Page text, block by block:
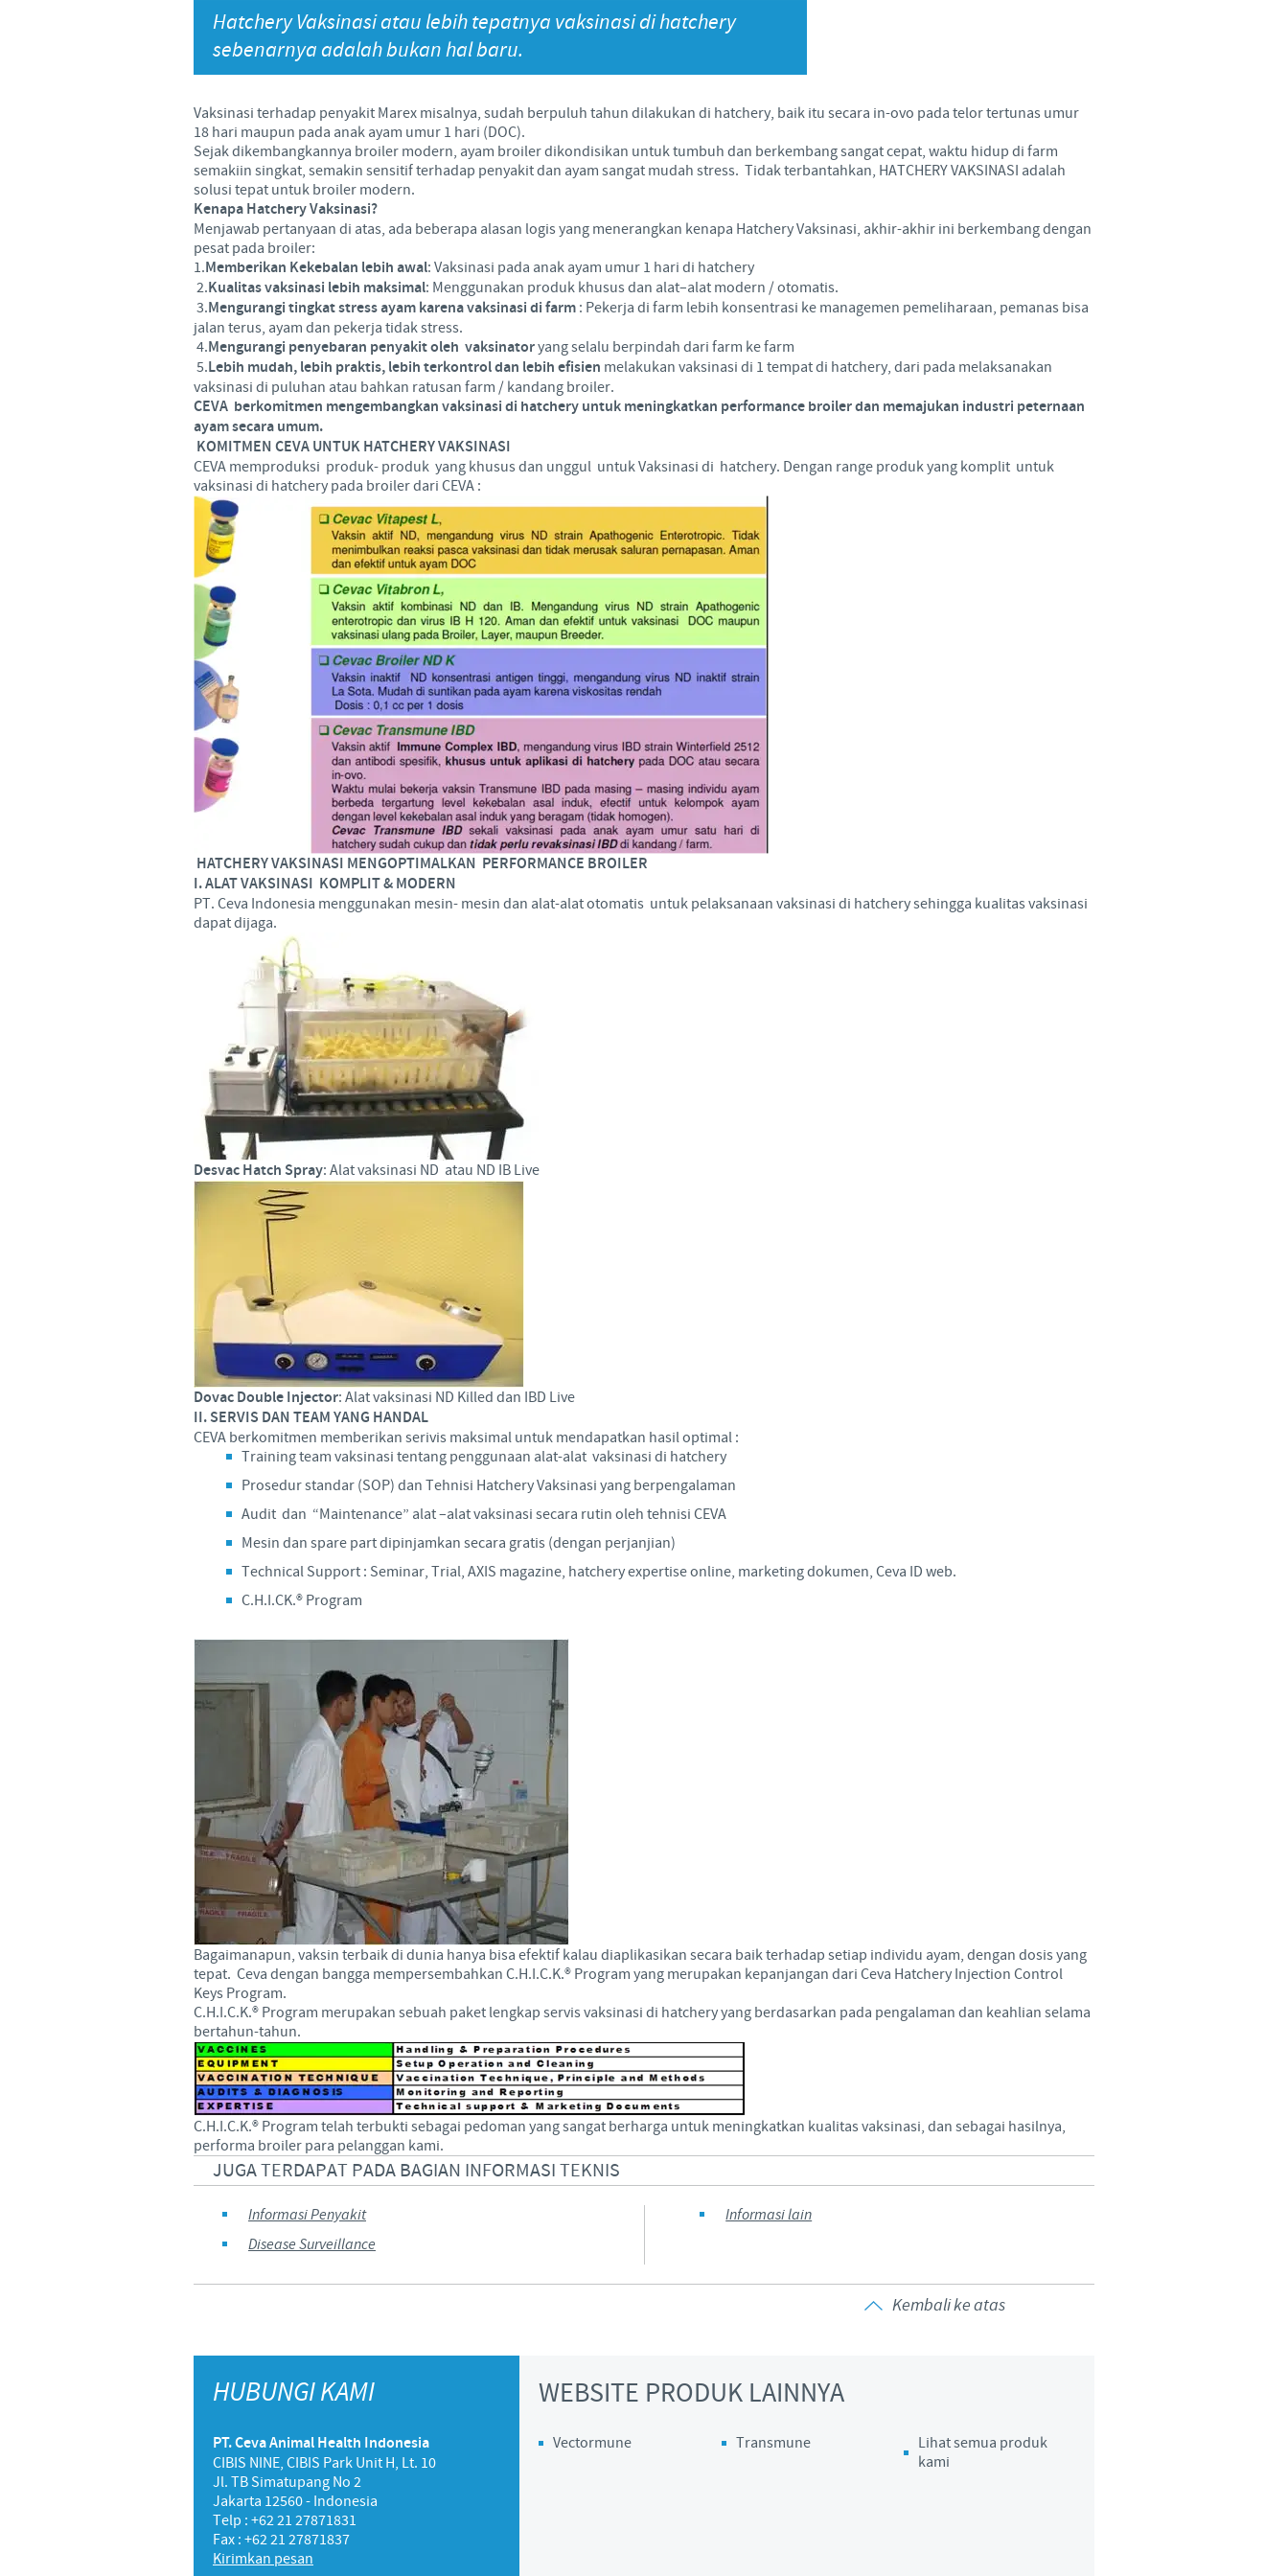
Bulgaria
Chile
Denmark
Egypt
Japan
Korea
Middle East
Netherlands
Peru
Philippines
Tunisia
Turkey
Ukraine
Regulatory constraints and medical practices vary from country to country. Consequently, the
information provided on the site in which you enter may not be suitable for use in your
Hubungi Kami
Hatchery Vaksinasi atau lebih tepatnya vaksinasi di hatchery
sebenarnya adalah bukan hal baru.
Vaksinasi terhadap penyakit Marex misalnya, sudah berpuluh tahun dilakukan di hatchery, baik itu secara in-ovo pada telor tertunas umur
18 hari maupun pada anak ayam umur 1 hari (DOC).
Sejak dikembangkannya broiler modern, ayam broiler dikondisikan untuk tumbuh dan berkembang sangat cepat, waktu hidup di farm
semakiin singkat, semakin sensitif terhadap penyakit dan ayam sangat mudah stress. Tidak terbantahkan, HATCHERY VAKSINASI adalah
solusi tepat untuk broiler modern.
Kenapa Hatchery Vaksinasi?
Menjawab pertanyaan di atas, ada beberapa alasan logis yang menerangkan kenapa Hatchery Vaksinasi, akhir-akhir ini berkembang dengan
pesat pada broiler:
1.Memberikan Kekebalan lebih awal: Vaksinasi pada anak ayam umur 1 hari di hatchery
2.Kualitas vaksinasi lebih maksimal: Menggunakan produk khusus dan alat–alat modern / otomatis.
3.Mengurangi tingkat stress ayam karena vaksinasi di farm : Pekerja di farm lebih konsentrasi ke managemen pemeliharaan, pemanas bisa
jalan terus, ayam dan pekerja tidak stress.
4.Mengurangi penyebaran penyakit oleh vaksinatoryang selalu berpindah dari farm ke farm
5.Lebih mudah, lebih praktis, lebih terkontrol dan lebih efisien melakukan vaksinasi di 1 tempat di hatchery, dari pada melaksanakan
vaksinasi di puluhan atau bahkan ratusan farm / kandang broiler.
CEVA berkomitmen mengembangkan vaksinasi di hatchery untuk meningkatkan performance broiler dan memajukan industri peternaan
ayam secara umum.
KOMITMEN CEVA UNTUK HATCHERY VAKSINASI
CEVA memproduksi produk- produk yang khusus dan unggul untuk Vaksinasi di hatchery. Dengan range produk yang komplit untuk
vaksinasi di hatchery pada broiler dari CEVA :
HATCHERY VAKSINASI MENGOPTIMALKAN PERFORMANCE BROILER
I. ALAT VAKSINASI KOMPLIT & MODERN
PT. Ceva Indonesia menggunakan mesin- mesin dan alat-alat otomatis untuk pelaksanaan vaksinasi di hatchery sehingga kualitas vaksinasi
dapat dijaga.
Desvac Hatch Spray: Alat vaksinasi ND atau ND IB Live
Dovac Double Injector: Alat vaksinasi ND Killed dan IBD Live
II. SERVIS DAN TEAM YANG HANDAL
CEVA berkomitmen memberikan serivis maksimal untuk mendapatkan hasil optimal :
Training team vaksinasi tentang penggunaan alat-alat vaksinasi di hatchery
Prosedur standar (SOP) dan Tehnisi Hatchery Vaksinasi yang berpengalaman
Audit dan “Maintenance” alat –alat vaksinasi secara rutin oleh tehnisi CEVA
Mesin dan spare part dipinjamkan secara gratis (dengan perjanjian)
Technical Support : Seminar, Trial, AXIS magazine, hatchery expertise online, marketing dokumen, Ceva ID web.
C.H.I.CK.® Program
Bagaimanapun, vaksin terbaik di dunia hanya bisa efektif kalau diaplikasikan secara baik terhadap setiap individu ayam, dengan dosis yang
tepat. Ceva dengan bangga mempersembahkan C.H.I.C.K.® Program yang merupakan kepanjangan dari Ceva Hatchery Injection Control
Keys Program.
C.H.I.C.K.® Program merupakan sebuah paket lengkap servis vaksinasi di hatchery yang berdasarkan pada pengalaman dan keahlian selama
bertahun-tahun.
C.H.I.C.K.® Program telah terbukti sebagai pedoman yang sangat berharga untuk meningkatkan kualitas vaksinasi, dan sebagai hasilnya,
performa broiler para pelanggan kami.
JUGA TERDAPAT PADA BAGIAN INFORMASI TEKNIS
Informasi Penyakit
Informasi lain
Disease Surveillance
Kembali ke atas
HUBUNGI KAMI
PT. Ceva Animal Health Indonesia
CIBIS NINE, CIBIS Park Unit H, Lt. 10
Jl. TB Simatupang No 2
Jakarta 12560 - Indonesia
Telp : +62 21 27871831
Fax : +62 21 27871837
Kirimkan pesan
WEBSITE PRODUK LAINNYA
Vectormune Transmune
Lihat semua produk
kami